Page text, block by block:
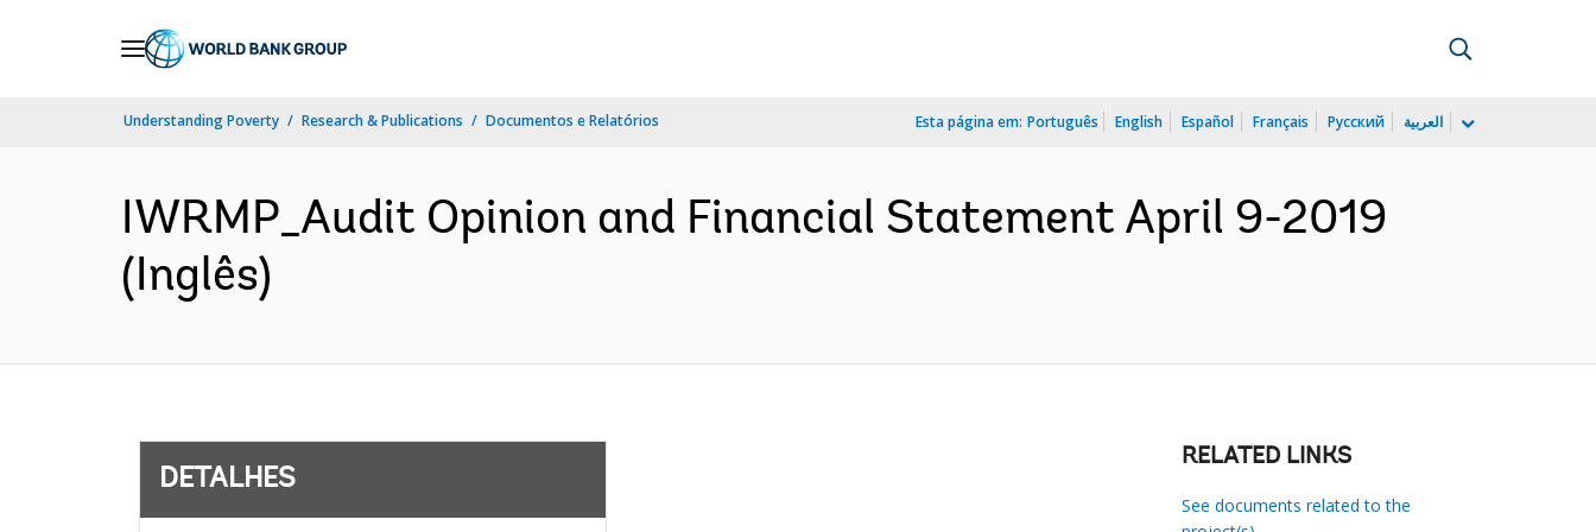
Understanding Poverty Research & Publications Documentos e Relatórios Esta página em: Português English Español Français Русский العربية
IWRMP_Audit Opinion and Financial Statement April 9-2019
(Inglês)
DETALHES
RELATED LINKS
See documents related to the